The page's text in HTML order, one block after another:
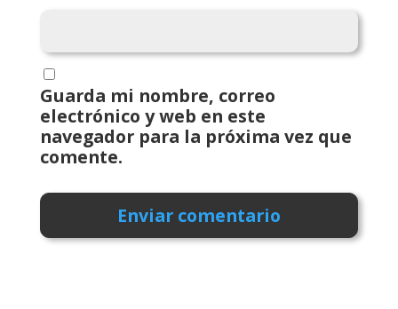
Guarda mi nombre, correo
electrónico y web en este
navegador para la próxima vez que
comente.